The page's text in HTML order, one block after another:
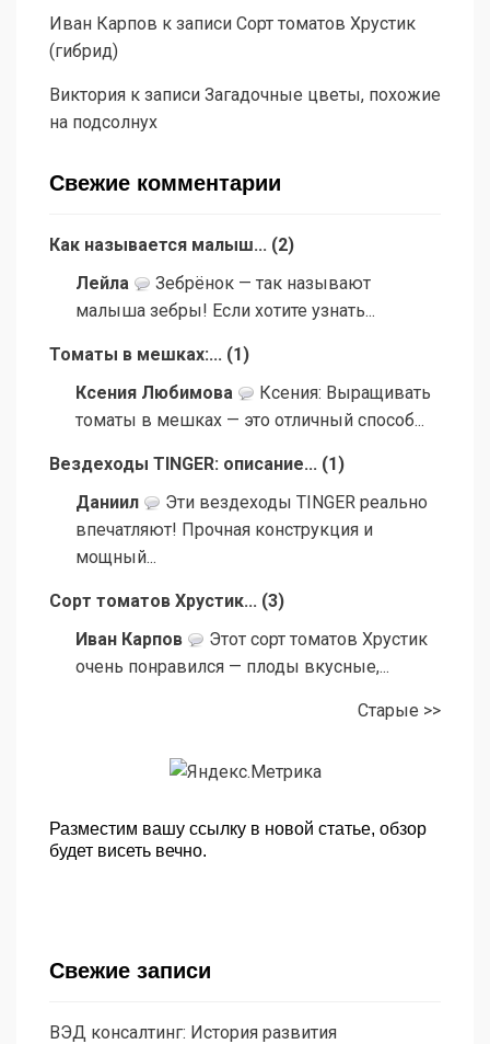
Иван Карпов к записи Сорт томатов Хрустик
(гибрид)
Виктория к записи Загадочные цветы, похожие
на подсолнух
Свежие комментарии
Как называется малыш... (2)
Лейла
Зебрёнок — так называют
малыша зебры! Если хотите узнать...
Томаты в мешках:... (1)
Ксения Любимова
Ксения: Выращивать
томаты в мешках — это отличный способ...
Вездеходы TINGER: описание... (1)
Даниил
Эти вездеходы TINGER реально
впечатляют! Прочная конструкция и
мощный...
Сорт томатов Хрустик... (3)
Иван Карпов
Этот сорт томатов Хрустик
очень понравился — плоды вкусные,...
Старые >>
Разместим вашу ссылку в новой статье, обзор
будет висеть вечно.
Свежие записи
ВЭД консалтинг: История развития